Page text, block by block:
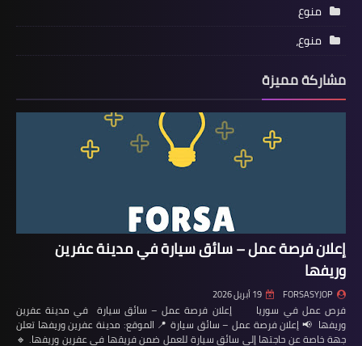
منوع
منوع،
مشاركة مميزة
إعلان فرصة عمل – سائق سيارة في مدينة عفرين
وريفها
FORSASYJOP 19 أبريل 2026
فرص عمل في سوريا إعلان فرصة عمل – سائق سيارة في مدينة عفرين
وريفها 📢 إعلان فرصة عمل – سائق سيارة 📍 الموقع: مدينة عفرين وريفها تعلن
جهة خاصة عن حاجتها إلى سائق سيارة للعمل ضمن فريقها في عفرين وريفها. 🔹